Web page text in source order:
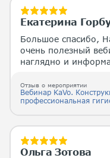
Екатерина
Большое спасибо,
очень полезный
наглядно и
Отзыв о мероприятии
Вебинар KaVo.
профессиональная
Ольга Зотова